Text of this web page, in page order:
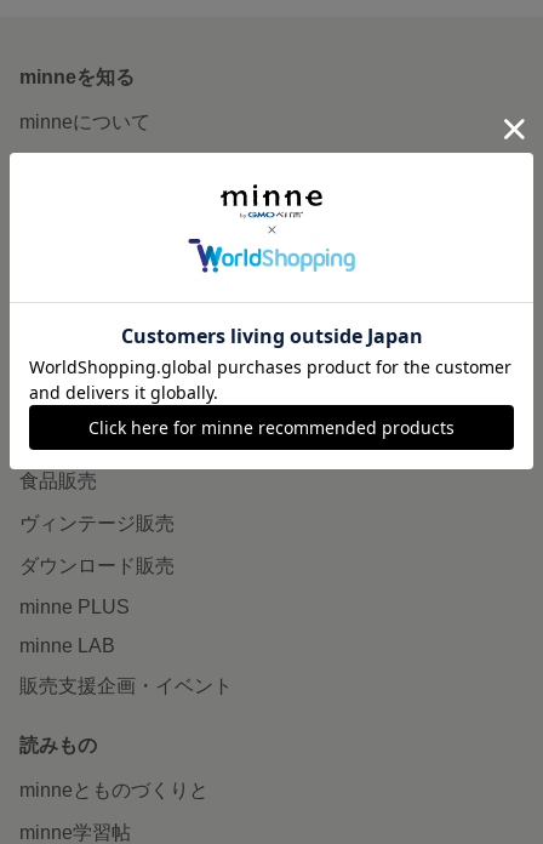
minneを知る
minneについて
作品販売について
minneで売りたい
食品販売
ヴィンテージ販売
ダウンロード販売
minne PLUS
minne LAB
販売支援企画・イベント
読みもの
minneとものづくりと
minne学習帖